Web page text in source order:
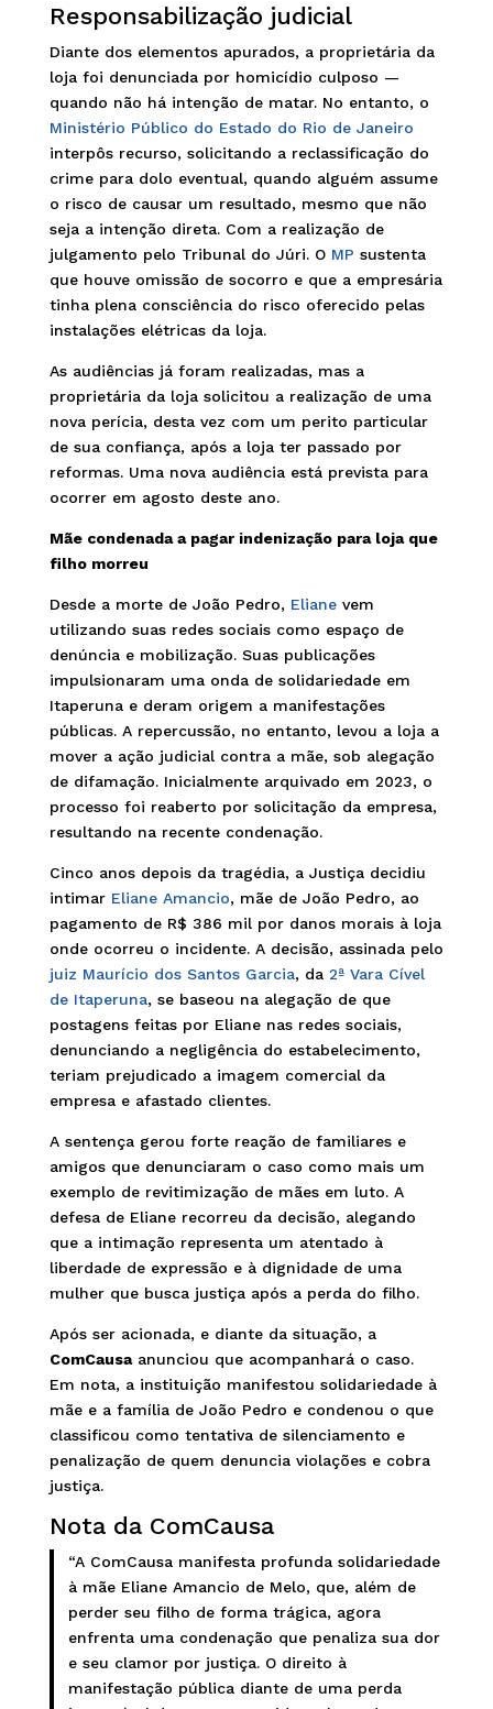
Responsabilização judicial
Diante dos elementos apurados, a proprietária da
loja foi denunciada por homicídio culposo —
quando não há intenção de matar. No entanto, o
Ministério Público do Estado do Rio de Janeiro
interpôs recurso, solicitando a reclassificação do
crime para dolo eventual, quando alguém assume
o risco de causar um resultado, mesmo que não
seja a intenção direta. Com a realização de
julgamento pelo Tribunal do Júri. O MP sustenta
que houve omissão de socorro e que a empresária
tinha plena consciência do risco oferecido pelas
instalações elétricas da loja.
As audiências já foram realizadas, mas a
proprietária da loja solicitou a realização de uma
nova perícia, desta vez com um perito particular
de sua confiança, após a loja ter passado por
reformas. Uma nova audiência está prevista para
ocorrer em agosto deste ano.
Mãe condenada a pagar indenização para loja que
filho morreu
Desde a morte de João Pedro, Elianevem
utilizando suas redes sociais como espaço de
denúncia e mobilização. Suas publicações
impulsionaram uma onda de solidariedade em
Itaperuna e deram origem a manifestações
públicas. A repercussão, no entanto, levou a loja a
mover a ação judicial contra a mãe, sob alegação
de difamação. Inicialmente arquivado em 2023, o
processo foi reaberto por solicitação da empresa,
resultando na recente condenação.
Cinco anos depois da tragédia, a Justiça decidiu
intimar Eliane Amancio, mãe de João Pedro, ao
pagamento de R$ 386 mil por danos morais à loja
onde ocorreu o incidente. A decisão, assinada pelo
juiz Maurício dos Santos Garcia, da 2ª Vara Cível
de Itaperuna, se baseou na alegação de que
postagens feitas por Eliane nas redes sociais,
denunciando a negligência do estabelecimento,
teriam prejudicado a imagem comercial da
empresa e afastado clientes.
A sentença gerou forte reação de familiares e
amigos que denunciaram o caso como mais um
exemplo de revitimização de mães em luto. A
defesa de Eliane recorreu da decisão, alegando
que a intimação representa um atentado à
liberdade de expressão e à dignidade de uma
mulher que busca justiça após a perda do filho.
Após ser acionada, e diante da situação, a
ComCausaanunciou que acompanhará o caso.
Em nota, a instituição manifestou solidariedade à
mãe e a família de João Pedro e condenou o que
classificou como tentativa de silenciamento e
penalização de quem denuncia violações e cobra
justiça.
Nota da ComCausa
“A ComCausa manifesta profunda solidariedade
à mãe Eliane Amancio de Melo, que, além de
perder seu filho de forma trágica, agora
enfrenta uma condenação que penaliza sua dor
e seu clamor por justiça. O direito à
manifestação pública diante de uma perda